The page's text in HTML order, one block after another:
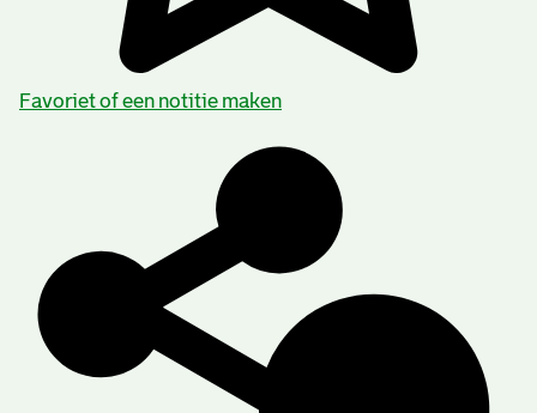
Favoriet of een notitie maken